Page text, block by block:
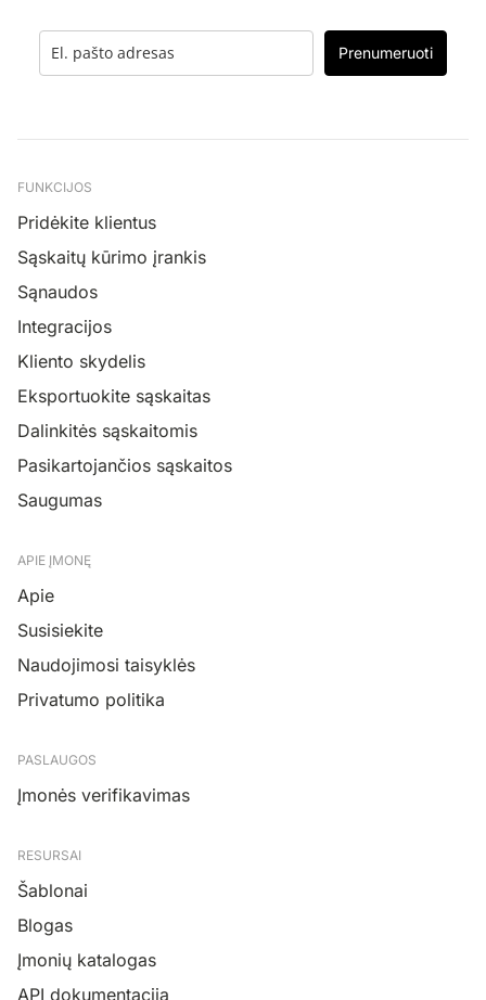
Prenumeruoti
FUNKCIJOS
Pridėkite klientus
Sąskaitų kūrimo įrankis
Sąnaudos
Integracijos
Kliento skydelis
Eksportuokite sąskaitas
Dalinkitės sąskaitomis
Pasikartojančios sąskaitos
Saugumas
APIE ĮMONĘ
Apie
Susisiekite
Naudojimosi taisyklės
Privatumo politika
PASLAUGOS
Įmonės verifikavimas
RESURSAI
Šablonai
Blogas
Įmonių katalogas
API dokumentacija